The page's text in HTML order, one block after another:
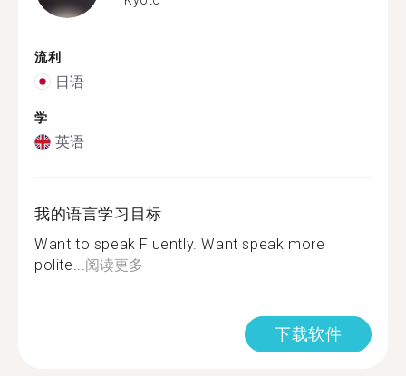
流利
日语
学
英语
我的语言学习目标
Want to speak Fluently. Want speak more
polite...阅读更多
下载软件